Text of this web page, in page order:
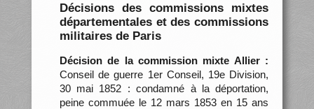
Décisions des commissions mixtes
départementales et des commissions
militaires de Paris
Décision de la commission mixte Allier :
Conseil de guerre 1er Conseil, 19e Division,
30 mai 1852 : condamné à la déportation,
peine commuée le 12 mars 1853 en 15 ans